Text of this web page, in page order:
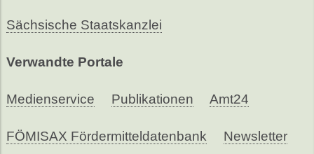
Sächsische Staatskanzlei
Verwandte Portale
Medienservice Publikationen Amt24
FÖMISAX Fördermitteldatenbank Newsletter